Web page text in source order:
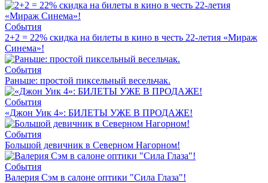
События
2+2 = 22% скидка на билеты в кино в честь 22-летия «Мираж
Синема»!
События
Раньше: простой пиксельный весельчак.
События
«Джон Уик 4»: БИЛЕТЫ УЖЕ В ПРОДАЖЕ!
События
Большой девичник в Северном Нагорном!
События
Валерия Сэм в салоне оптики "Сила Глаза"!